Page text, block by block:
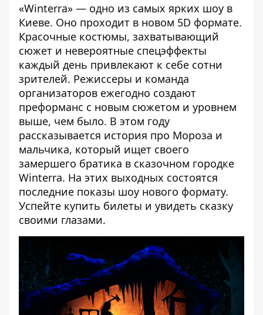
«Winterra» — одно из самых ярких шоу в
Киеве. Оно проходит в новом 5D формате.
Красочные костюмы, захватывающий
сюжет и невероятные спецэффекты
каждый день привлекают к себе сотни
зрителей. Режиссеры и команда
организаторов ежегодно создают
преформанс с новым сюжетом и уровнем
выше, чем было. В этом году
рассказывается история про Мороза и
мальчика, который ищет своего
замершего братика в сказочном городке
Winterra. На этих выходных состоятся
последние показы шоу нового формату.
Успейте купить билеты и увидеть сказку
своими глазами.